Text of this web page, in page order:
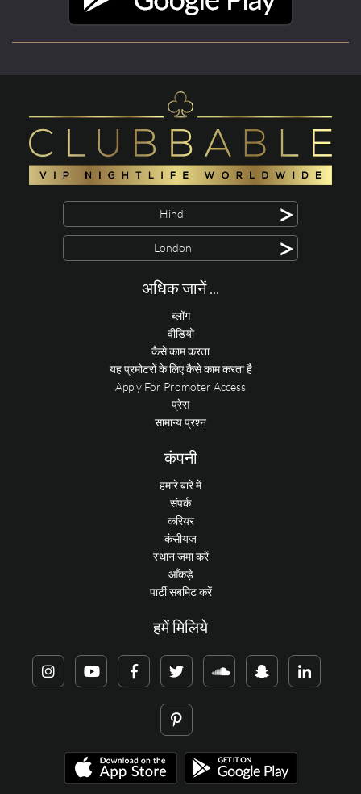
Hindi >
London >
अधिक जानें ...
ब्लॉग
वीडियो
कैसे काम करता
यह प्रमोटरों के लिए कैसे काम करता है
Apply For Promoter Access
प्रेस
सामान्य प्रश्न
कंपनी
हमारे बारे में
संपर्क
करियर
कंसीयज
स्थान जमा करें
आँकड़े
पार्टी सबमिट करें
हमें मिलिये